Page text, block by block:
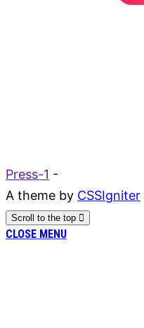
Press-1 -
A theme by CSSIgniter
Scroll to the top
CLOSE MENU